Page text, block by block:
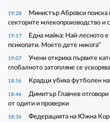
19:28
Министър Абровси
секторите млекопроизводство и
19:17
Една майка: Най-лесното е
психопати. Моето дете никога"
19:07
Учени откриха първите
глобалното затопляне се ускорява
18:56 Крадци убиха футболен
18:46
Димитър Главчев
от одити и проверки
18:36
Федерацията на Южна